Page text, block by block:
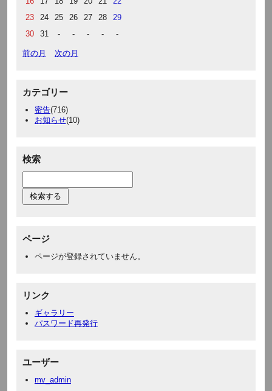
23
24 25 26 27 28
29
30
31 - - - - -
前の月 次の月
カテゴリー
密告(716)
お知らせ(10)
検索
ページ
ページが登録されていません。
リンク
ギャラリー
パスワード再発行
ユーザー
mv_admin